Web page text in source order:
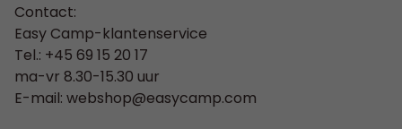
Contact:
Easy Camp-klantenservice
Tel.: +45 69 15 20 17
ma-vr 8.30-15.30 uur
E-mail:webshop@easycamp.com